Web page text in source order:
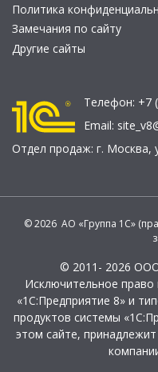
Политика
Замечания по сайту
Другие сайты
Телефон: +7
Email:
Отдел продаж: г. Москва,
© 2026 АО «Группа 1С»
© 2011- 2026
Исключительное
«1С:Предприятие 8» и
продуктов системы
этом сайте,